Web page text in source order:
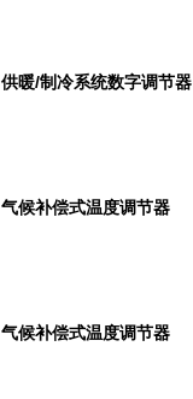
供暖/制冷系统数字调节器
气候补偿式温度调节器
气候补偿式温度调节器